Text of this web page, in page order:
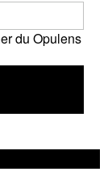
du Opulens